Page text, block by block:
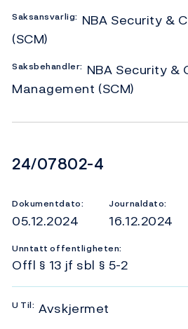
Saksansvarlig: NBA Security &
(SCM)
Saksbehandler: NBA Security &
Management (SCM)
Dokumentnummer
24/07802-4
Dokumentdato:
05.12.2024
Journaldato:
16.12.2024
Unntatt offentligheten:
Offl § 13 jf sbl § 5-2
U Til: Avskjermet